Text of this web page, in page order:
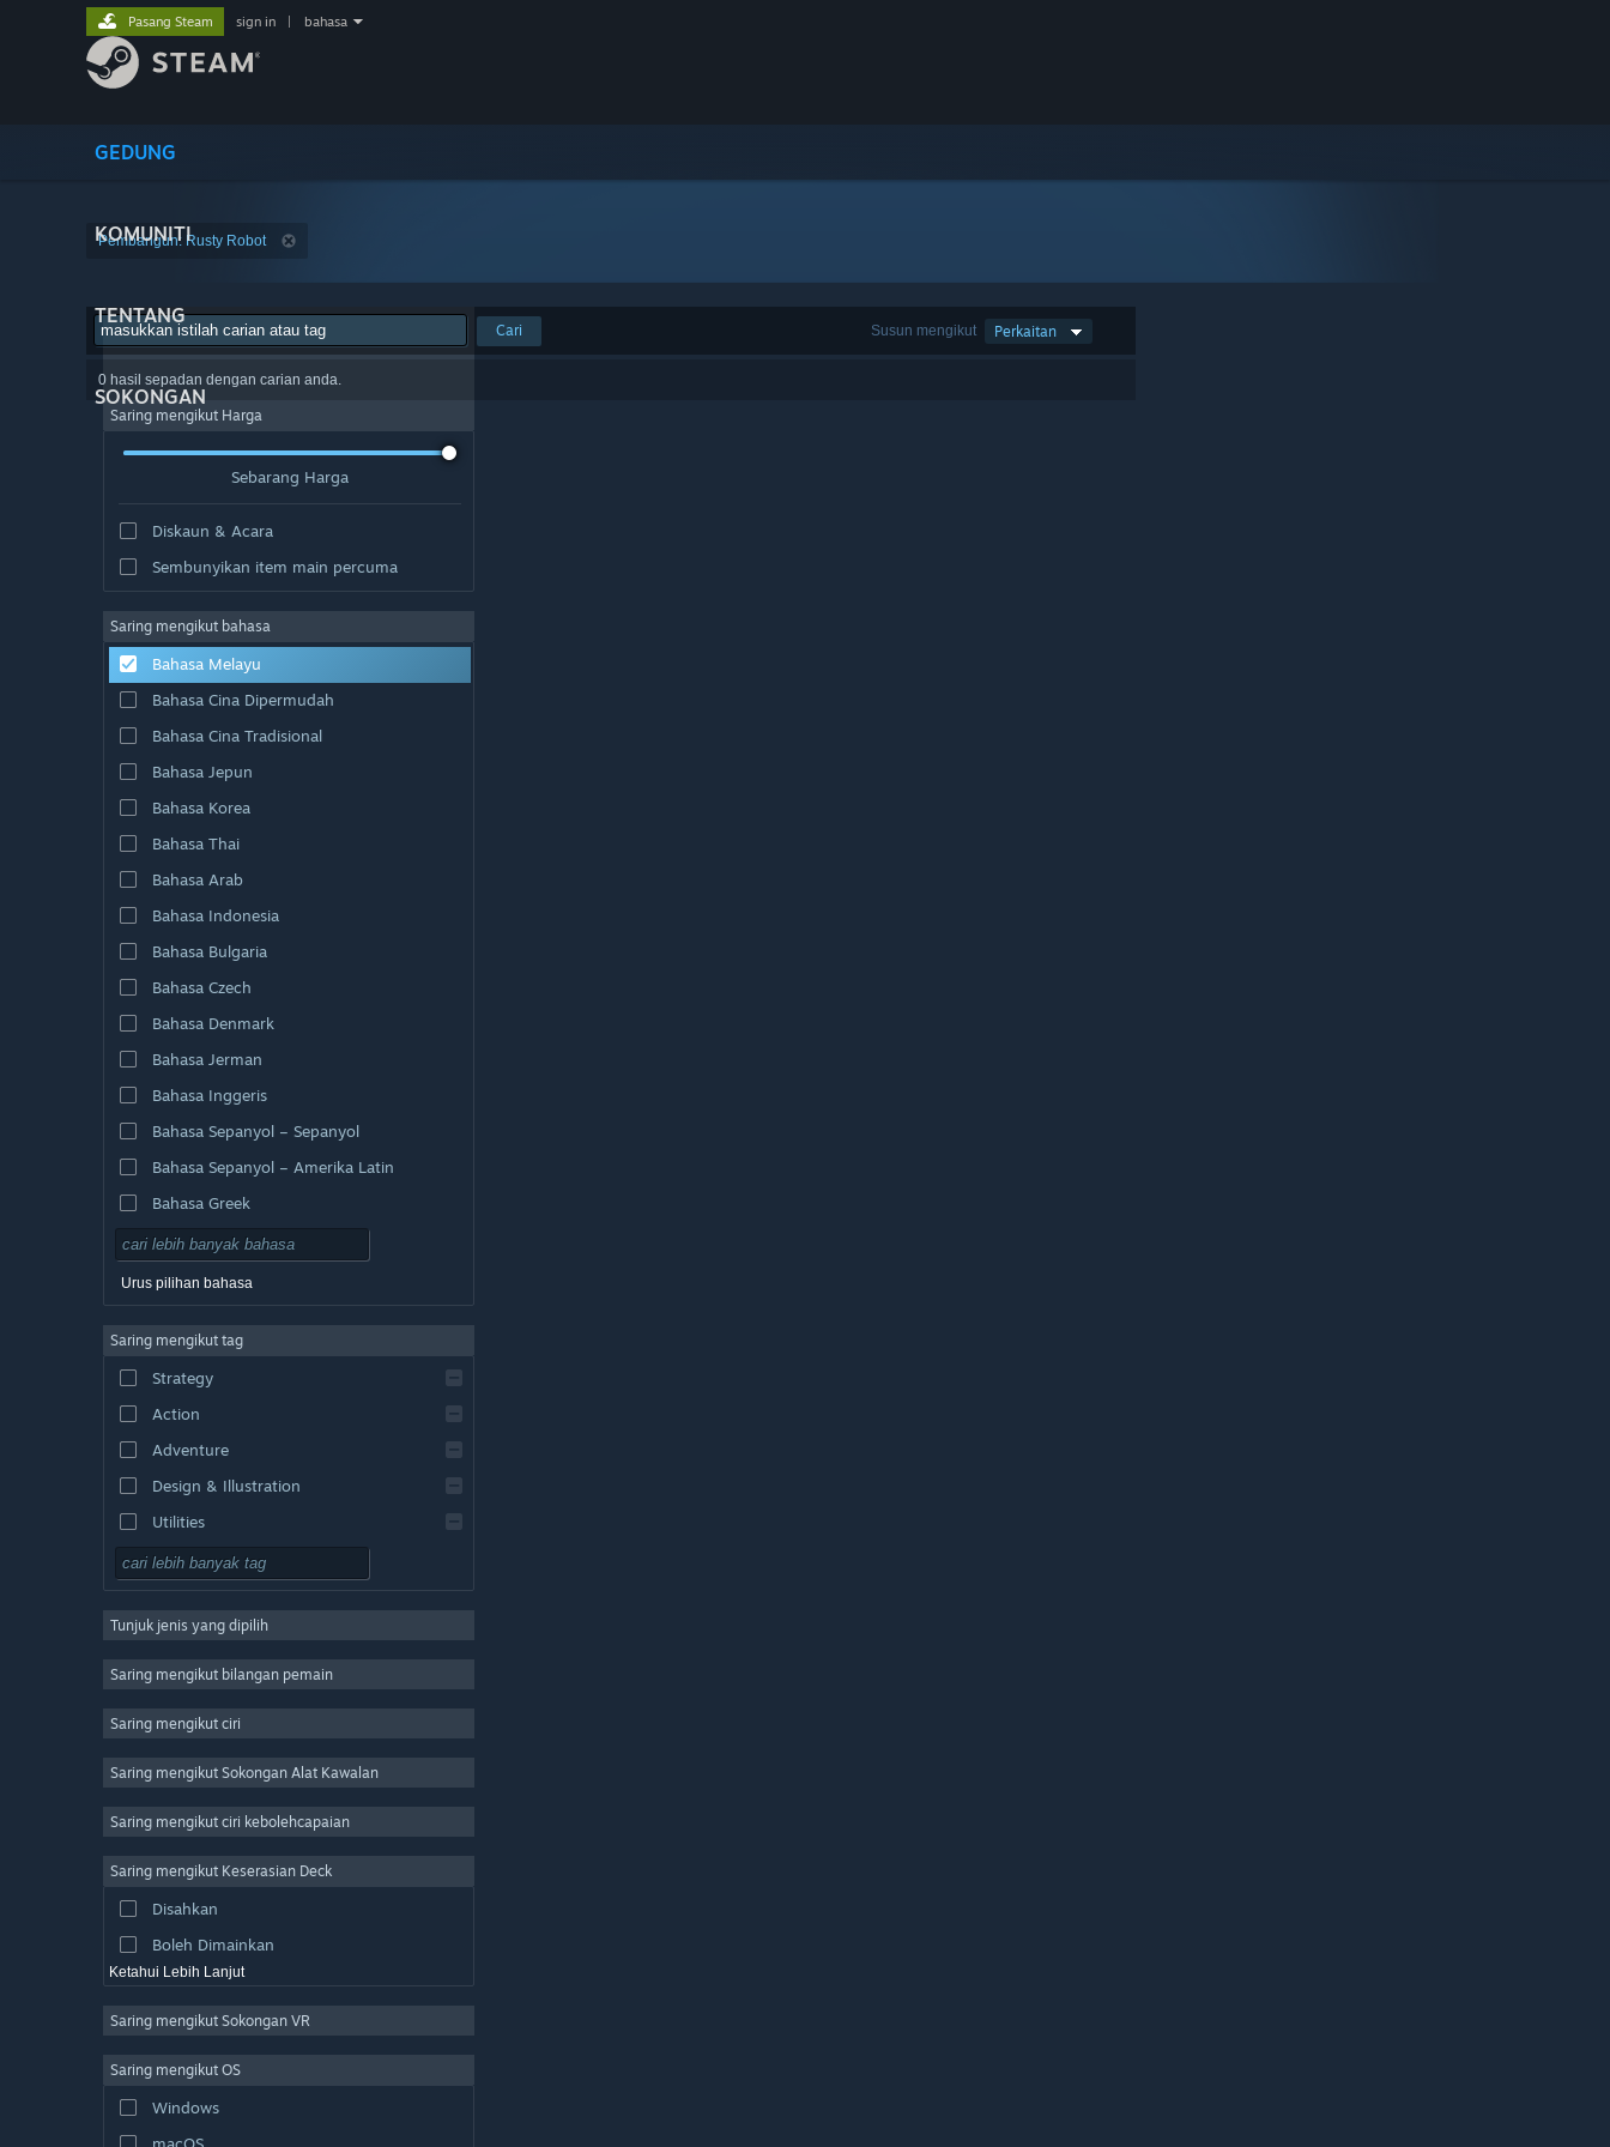
GEDUNG
KOMUNITI
TENTANG
SOKONGAN
Pasang Steam sign in bahasa
Pembangun: Rusty Robot
Susun mengikut Perkaitan
Cari
0 hasil sepadan dengan carian anda.
Saring mengikut Harga
Sebarang Harga
Diskaun & Acara
Sembunyikan item main percuma
Saring mengikut bahasa
Bahasa Melayu
Bahasa Cina Dipermudah
Bahasa Cina Tradisional
Bahasa Jepun
Bahasa Korea
Bahasa Thai
Bahasa Arab
Bahasa Indonesia
Bahasa Bulgaria
Bahasa Czech
Bahasa Denmark
Bahasa Jerman
Bahasa Inggeris
Bahasa Sepanyol – Sepanyol
Bahasa Sepanyol – Amerika Latin
Bahasa Greek
Urus pilihan bahasa
Saring mengikut tag
Strategy
Action
Adventure
Design & Illustration
Utilities
Free to Play
Massively Multiplayer
Casual
Simulation
Video Production
Photo Editing
Tunjuk jenis yang dipilih
Saring mengikut bilangan pemain
Saring mengikut ciri
Saring mengikut Sokongan Alat Kawalan
Saring mengikut ciri kebolehcapaian
Saring mengikut Keserasian Deck
Disahkan
Boleh Dimainkan
Ketahui Lebih Lanjut
Saring mengikut Sokongan VR
Saring mengikut OS
Windows